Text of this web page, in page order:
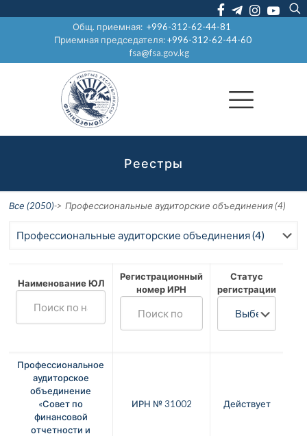
Общ. приемная:+996-312-62-44-81
Приемная председателя:+996-312-62-44-60
fsa@fsa.gov.kg
Реестры
Все (2050)-> Профессиональные аудиторские объединения (4)
Наименование ЮЛ
Регистрационный
номер ИРН
Статус
регистрации
Профессиональное
аудиторское
объединение
«Совет по
финансовой
отчетности и
ИРН № 31002 Действует